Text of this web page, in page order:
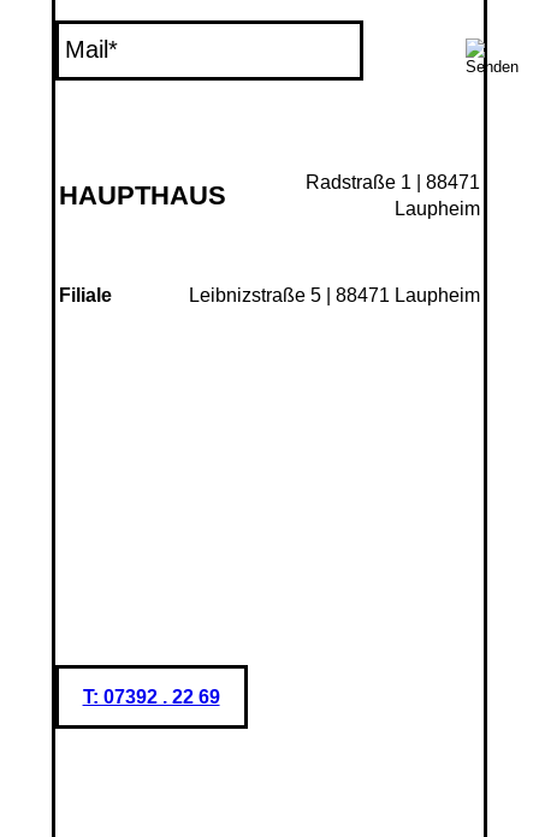
HAUPTHAUS
Radstraße 1 | 88471
Laupheim
Filiale Leibnizstraße 5 | 88471 Laupheim
T: 07392 . 22 69